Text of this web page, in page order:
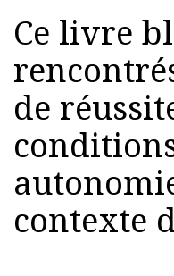
Ce livre
de
contexte